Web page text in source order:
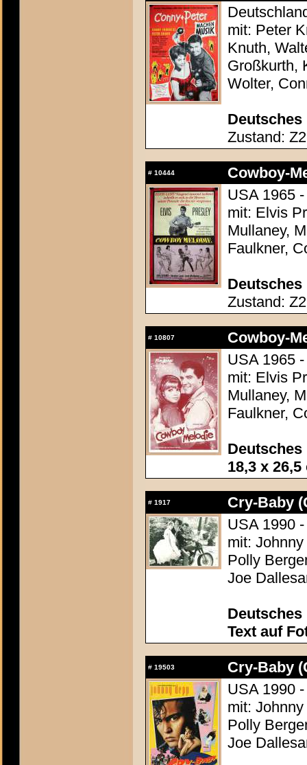
mit: Peter
Knuth,
Großkurth,
Wolter,
Deutsches
Zustand:
# 10444
Cowboy-
USA 1965
mit: Elvis
Mullaney,
Faulkner,
Deutsches
Zustand:
# 10807
Cowboy-
USA 1965
mit: Elvis
Mullaney,
Faulkner,
18,3 x 26,5
# 1917
Cry-Baby
USA 1990
mit:
Polly
Joe
Deutsches
Text auf
# 19503
Cry-Baby
USA 1990
mit:
Polly
Joe